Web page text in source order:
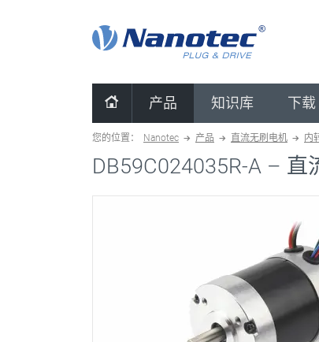
产品 知识库 下载
您的位置： Nanotec 产品 直流无刷电机 内
DB59C024035R-A – 直